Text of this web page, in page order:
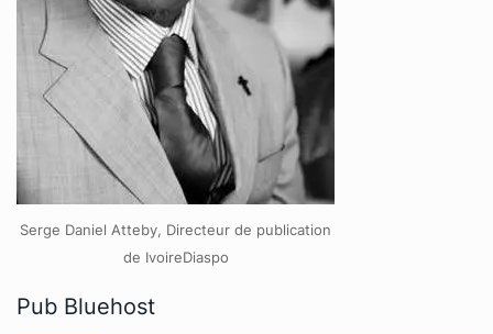
Serge Daniel Atteby, Directeur de publication
de IvoireDiaspo
Pub Bluehost